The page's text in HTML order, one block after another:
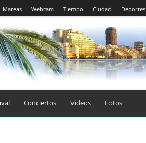
Mareas Webcam Tiempo Ciudad Deportes
Conciertos Videos Fotos